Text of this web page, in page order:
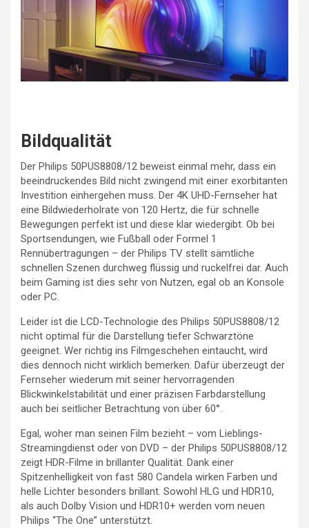
Bildqualität
Der Philips 50PUS8808/12 beweist einmal mehr, dass ein
beeindruckendes Bild nicht zwingend mit einer exorbitanten
Investition einhergehen muss. Der 4K UHD-Fernseher hat
eine Bildwiederholrate von 120 Hertz, die für schnelle
Bewegungen perfekt ist und diese klar wiedergibt. Ob bei
Sportsendungen, wie Fußball oder Formel 1
Rennübertragungen – der Philips TV stellt sämtliche
schnellen Szenen durchweg flüssig und ruckelfrei dar. Auch
beim Gaming ist dies sehr von Nutzen, egal ob an Konsole
oder PC.
Leider ist die LCD-Technologie des Philips 50PUS8808/12
nicht optimal für die Darstellung tiefer Schwarztöne
geeignet. Wer richtig ins Filmgeschehen eintaucht, wird
dies dennoch nicht wirklich bemerken. Dafür überzeugt der
Fernseher wiederum mit seiner hervorragenden
Blickwinkelstabilität und einer präzisen Farbdarstellung
auch bei seitlicher Betrachtung von über 60°.
Egal, woher man seinen Film bezieht – vom Lieblings-
Streamingdienst oder von DVD – der Philips 50PUS8808/12
zeigt HDR-Filme in brillanter Qualität. Dank einer
Spitzenhelligkeit von fast 580 Candela wirken Farben und
helle Lichter besonders brillant. Sowohl HLG und HDR10,
als auch Dolby Vision und HDR10+ werden vom neuen
Philips “The One” unterstützt.